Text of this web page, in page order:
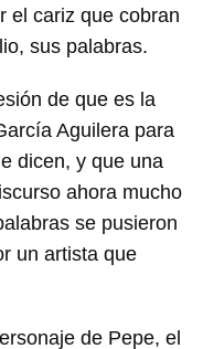
el cariz que cobran
sus palabras.
de que es la
Aguilera para
dicen, y que una
ahora mucho
se pusieron
un artista que
de Pepe, el